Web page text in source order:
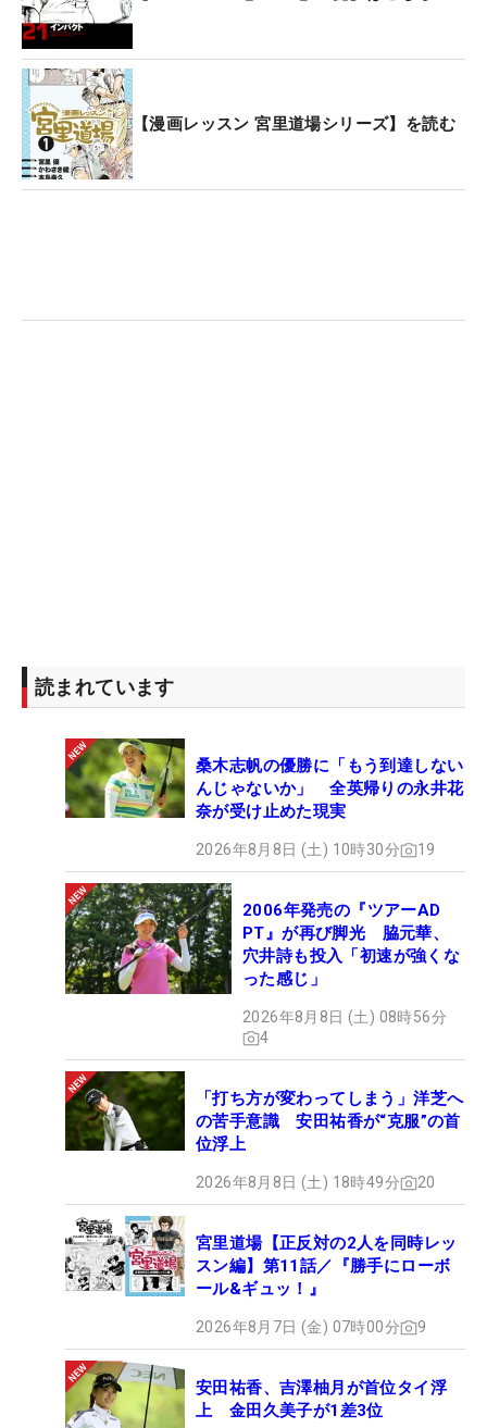
【漫画レッスン 宮里道場シリーズ】を読む
読まれています
桑木志帆の優勝に「もう到達しない
んじゃないか」 全英帰りの永井花
奈が受け止めた現実
2026年8月8日 (土) 10時30分 19
2006年発売の『ツアーAD
PT』が再び脚光 脇元華、
穴井詩も投入「初速が強くな
った感じ」
2026年8月8日 (土) 08時56分
4
「打ち方が変わってしまう」洋芝へ
の苦手意識 安田祐香が“克服”の首
位浮上
2026年8月8日 (土) 18時49分 20
宮里道場【正反対の2人を同時レッ
スン編】第11話／『勝手にローボ
ール&ギュッ！』
2026年8月7日 (金) 07時00分 9
安田祐香、吉澤柚月が首位タイ浮
上 金田久美子が1差3位